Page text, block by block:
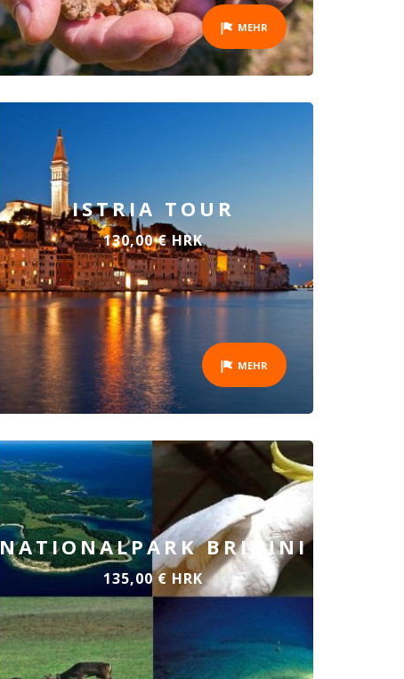
MEHR
ISTRIA TOUR
130,00 € HRK
MEHR
NATIONALPARK BRIJUNI
135,00 € HRK